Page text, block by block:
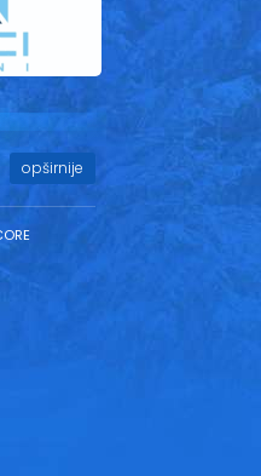
opširnije